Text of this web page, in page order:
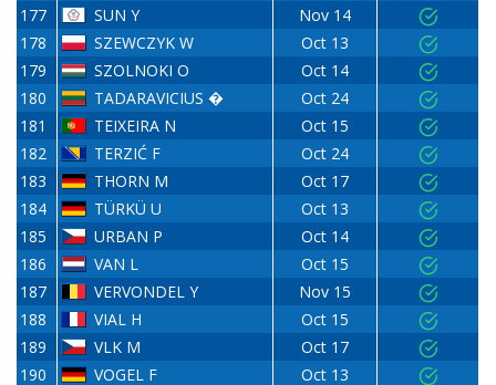
177
SUN Y
Nov 14
178
SZEWCZYK W
Oct 13
179
SZOLNOKI O
Oct 14
180
TADARAVICIUS �
Oct 24
181
TEIXEIRA N
Oct 15
182
TERZIĆ F
Oct 24
183
THORN M
Oct 17
184
TÜRKÜ U
Oct 13
185
URBAN P
Oct 14
186
VAN L
Oct 15
187
VERVONDEL Y
Nov 15
188
VIAL H
Oct 15
189
VLK M
Oct 17
190
VOGEL F Oct 13